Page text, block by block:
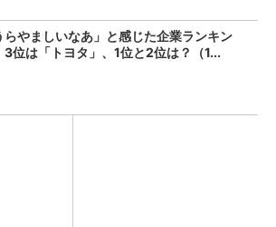
らやましいなあ」と感じた企業ランキン
位は「トヨタ」、1位と2位は？（1...